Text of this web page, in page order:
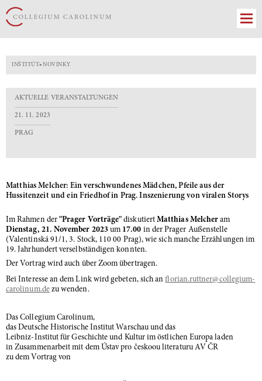
INŠTITÚT» NOVINKY
AKTUELLE VERANSTALTUNGEN
21. 11. 2023
PRAG
Matthias Melcher: Ein verschwundenes Mädchen, Pfeile aus der
Hussitenzeit und ein Friedhof in Prag. Inszenierung von viralen Storys
Im Rahmen der "Prager Vorträge" diskutiertMatthias Melcher am
Dienstag, 21. November 2023um 17.00 in der Prager Außenstelle
(Valentinská 91/1, 3. Stock, 110 00 Prag), wie sich manche Erzählungen im
19. Jahrhundert verselbständigen konnten.
Der Vortrag wird auch über Zoom übertragen.
Bei Interesse an dem Link wird gebeten, sich anflorian.ruttner@collegium-
carolinum.dezu wenden.
Das Collegium Carolinum,
das Deutsche Historische Institut Warschau und das
Leibniz-Institut für Geschichte und Kultur im östlichen Europa laden
in Zusammenarbeit mit dem Ústav pro českoou literaturu AV ČR
zu dem Vortrag von